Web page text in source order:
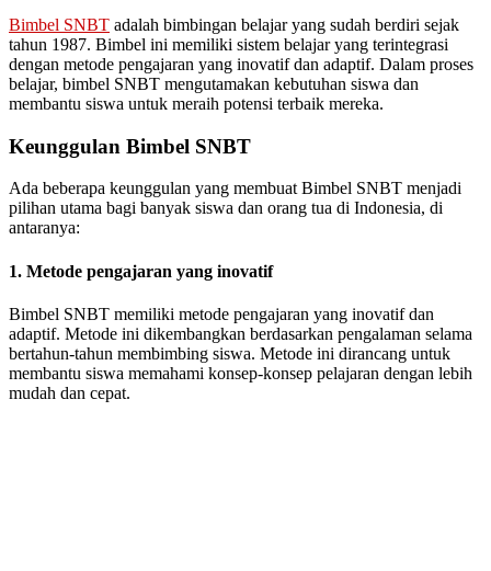
Bimbel SNBT adalah bimbingan belajar yang sudah berdiri sejak
tahun 1987. Bimbel ini memiliki sistem belajar yang terintegrasi
dengan metode pengajaran yang inovatif dan adaptif. Dalam proses
belajar, bimbel SNBT mengutamakan kebutuhan siswa dan
membantu siswa untuk meraih potensi terbaik mereka.
Keunggulan Bimbel SNBT
Ada beberapa keunggulan yang membuat Bimbel SNBT menjadi
pilihan utama bagi banyak siswa dan orang tua di Indonesia, di
antaranya:
1. Metode pengajaran yang inovatif
Bimbel SNBT memiliki metode pengajaran yang inovatif dan
adaptif. Metode ini dikembangkan berdasarkan pengalaman selama
bertahun-tahun membimbing siswa. Metode ini dirancang untuk
membantu siswa memahami konsep-konsep pelajaran dengan lebih
mudah dan cepat.